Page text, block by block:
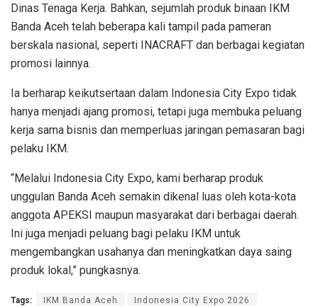
Dinas Tenaga Kerja. Bahkan, sejumlah produk binaan IKM
Banda Aceh telah beberapa kali tampil pada pameran
berskala nasional, seperti INACRAFT dan berbagai kegiatan
promosi lainnya.
Ia berharap keikutsertaan dalam Indonesia City Expo tidak
hanya menjadi ajang promosi, tetapi juga membuka peluang
kerja sama bisnis dan memperluas jaringan pemasaran bagi
pelaku IKM.
“Melalui Indonesia City Expo, kami berharap produk
unggulan Banda Aceh semakin dikenal luas oleh kota-kota
anggota APEKSI maupun masyarakat dari berbagai daerah.
Ini juga menjadi peluang bagi pelaku IKM untuk
mengembangkan usahanya dan meningkatkan daya saing
produk lokal,” pungkasnya.
Tags: IKM Banda Aceh Indonesia City Expo 2026